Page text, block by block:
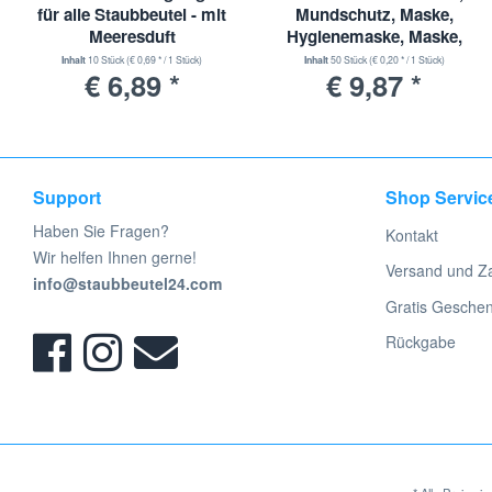
Optimale Filtration des Feinstaub: Micro vlies
Ersetzt, Passend Für, Kompatibel mit Bosch Serie BSG8,
VZ123FP, BBZ52AFP1/2 | Kompatibel mit Swirl S71, S 71
Alle genannten und aufgeführten Warenzeichen,
jeweiligen Herstellers. keine Werksvertretung.
für alle Staubbeutel - mit
Meeresduft
Inhalt 10 Stück(€ 0,69 * / 1 Stück)
€ 6,89 *
Mundschutz, Maske,
Hygienemaske, Maske,
Einwegmaske, 3 Lagig
Inhalt50 Stück(€ 0,20 * / 1 Stück)
€ 9,87 *
Support
Haben Sie Fragen?
Wir helfen Ihnen gerne!
info@staubbeutel24.com
Shop
Kontakt
Versand und
Gratis
Rückgabe